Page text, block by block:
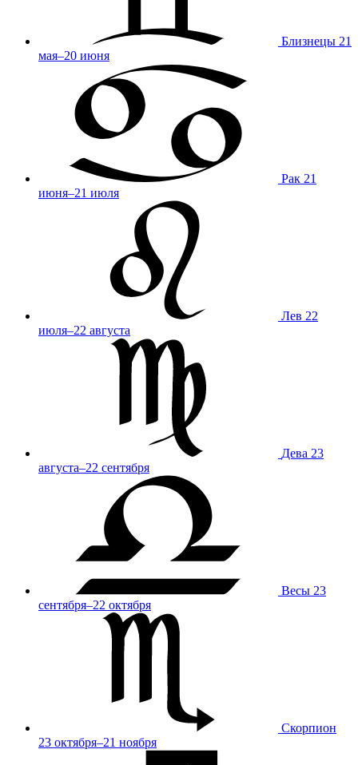
Близнецы 21
мая–20 июня
Рак 21
июня–21 июля
Лев 22
июля–22 августа
Дева 23
августа–22 сентября
Весы 23
сентября–22 октября
Скорпион
23 октября–21 ноября